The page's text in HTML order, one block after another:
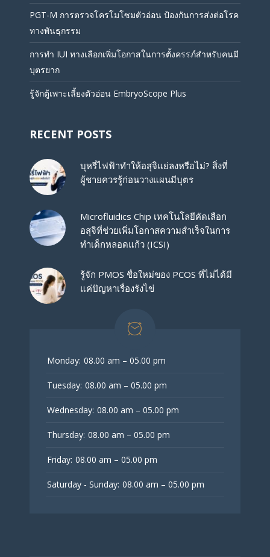
PGT-M การตรวจโครโมโซมตัวอ่อน ป้องกันการส่งต่อโรค
ทางพันธุกรรม
การทำ IUI ทางเลือกเพิ่มโอกาสในการตั้งครรภ์สำหรับคนมี
บุตรยาก
รู้จักตู้เพาะเลี้ยงตัวอ่อน EmbryoScope Plus
RECENT POSTS
บุหรี่ไฟฟ้าทำให้อสุจิแย่ลงหรือไม่? สิ่งที่
ผู้ชายควรรู้ก่อนวางแผนมีบุตร
Microfluidics Chip เทคโนโลยีคัดเลือก
อสุจิที่ช่วยเพิ่มโอกาสความสำเร็จในการ
ทำเด็กหลอดแก้ว (ICSI)
รู้จัก PMOS ชื่อใหม่ของ PCOS ที่ไม่ได้มี
แค่ปัญหาเรื่องรังไข่
Monday: 08.00 am – 05.00 pm
Tuesday: 08.00 am – 05.00 pm
Wednesday: 08.00 am – 05.00 pm
Thursday: 08.00 am – 05.00 pm
Friday: 08.00 am – 05.00 pm
Saturday - Sunday: 08.00 am – 05.00 pm